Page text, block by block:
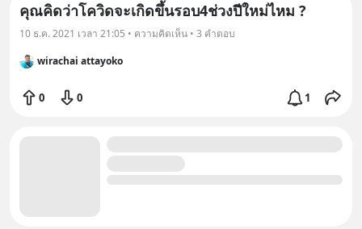
คุณคิดว่าโควิดจะเกิดขึ้นรอบ4ช่วงปีใหม่ไหม ?
10 ธ.ค. 2021 เวลา 21:05 • ความคิดเห็น • 3 คำตอบ
wirachai attayoko
0 0 1